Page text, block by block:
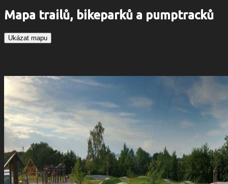
Mapa trailů, bikeparků a pumptracků
Ukázat mapu